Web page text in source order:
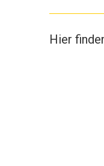
Hier